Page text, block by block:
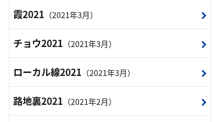
霞2021 （2021年3月）
チョウ2021 （2021年3月）
ローカル線2021 （2021年3月）
路地裏2021 （2021年2月）